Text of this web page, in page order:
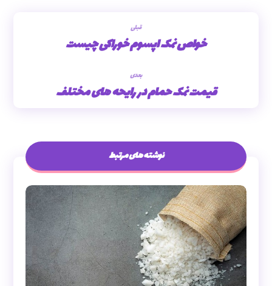
قبلی
خواص نمک اپسوم خوراکی چیست
بعدی
قیمت نمک حمام در رایحه های مختلف
نوشته های مرتبط